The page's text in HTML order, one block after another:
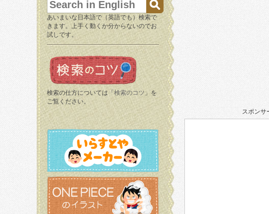
あいまいな日本語で（英語でも）検索で
きます。上手く動くか分からないのでお
試しです。
検索の仕方については「 検索のコツ 」を
ご覧ください。
スポンサ